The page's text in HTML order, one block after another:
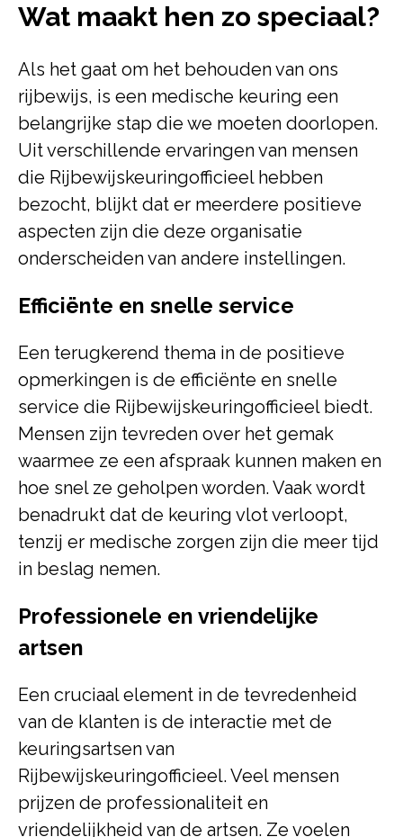
Wat maakt hen zo speciaal?
Als het gaat om het behouden van ons
rijbewijs, is een medische keuring een
belangrijke stap die we moeten doorlopen.
Uit verschillende ervaringen van mensen
die Rijbewijskeuringofficieel hebben
bezocht, blijkt dat er meerdere positieve
aspecten zijn die deze organisatie
onderscheiden van andere instellingen.
Efficiënte en snelle service
Een terugkerend thema in de positieve
opmerkingen is de efficiënte en snelle
service die Rijbewijskeuringofficieel biedt.
Mensen zijn tevreden over het gemak
waarmee ze een afspraak kunnen maken en
hoe snel ze geholpen worden. Vaak wordt
benadrukt dat de keuring vlot verloopt,
tenzij er medische zorgen zijn die meer tijd
in beslag nemen.
Professionele en vriendelijke
artsen
Een cruciaal element in de tevredenheid
van de klanten is de interactie met de
keuringsartsen van
Rijbewijskeuringofficieel. Veel mensen
prijzen de professionaliteit en
vriendelijkheid van de artsen. Ze voelen